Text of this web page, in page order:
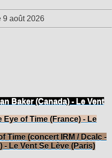
Baker (Canada) - Le Vent
of Time (France) - Le
Time (concert IRM / Dcalc -
Le Vent Se Lève (Paris)